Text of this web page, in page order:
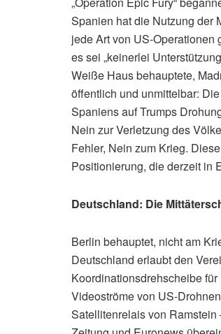
Spanien hat die Nutzung der
jede Art von US-Operationen
es sei „keinerlei
Weiße Haus behauptete,
öffentlich und unmittelbar:
Spaniens auf Trumps
Nein zur Verletzung des
Fehler, Nein zum Krieg.
Positionierung, die derzeit in
Deutschland: Die
Berlin behauptet, nicht am
Deutschland erlaubt den
Koordinationsdrehscheibe
Videoströme von US-
Satellitenrelais von